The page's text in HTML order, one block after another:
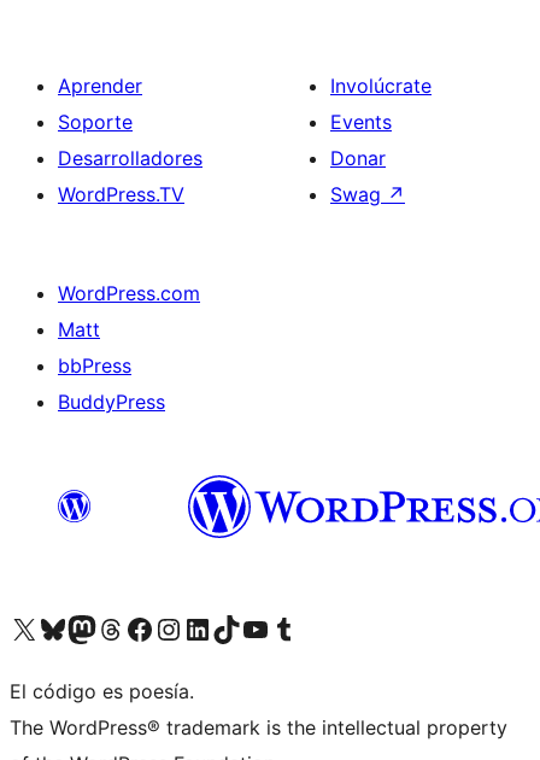
Aprender
Soporte
Desarrolladores
WordPress.TV
Involúcrate
Events
Donar
Swag ↗
WordPress.com
Matt
bbPress
BuddyPress
Visit our X (formerly Twitter) account
Visit our Bluesky account
Visita nuestra cuenta de Twitter
Visit our Threads account
Visita nuestra página de Facebook
Visite nuestra cuenta de Instagram
Visit our LinkedIn account
Visit our TikTok account
Visit our YouTube channel
Visit our Tumblr account
El código es poesía.
The WordPress® trademark is the intellectual property